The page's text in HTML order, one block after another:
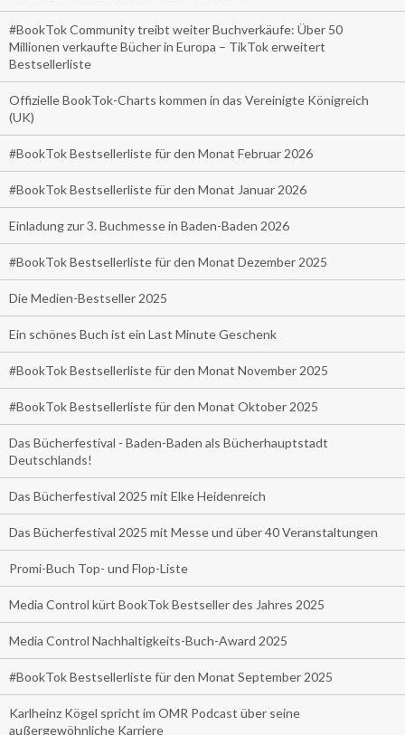
#BookTok Community treibt weiter Buchverkäufe: Über 50
Millionen verkaufte Bücher in Europa – TikTok erweitert
Bestsellerliste
Offizielle BookTok-Charts kommen in das Vereinigte Königreich
(UK)
#BookTok Bestsellerliste für den Monat Februar 2026
#BookTok Bestsellerliste für den Monat Januar 2026
Einladung zur 3. Buchmesse in Baden-Baden 2026
#BookTok Bestsellerliste für den Monat Dezember 2025
Die Medien-Bestseller 2025
Ein schönes Buch ist ein Last Minute Geschenk
#BookTok Bestsellerliste für den Monat November 2025
#BookTok Bestsellerliste für den Monat Oktober 2025
Das Bücherfestival - Baden-Baden als Bücherhauptstadt
Deutschlands!
Das Bücherfestival 2025 mit Elke Heidenreich
Das Bücherfestival 2025 mit Messe und über 40 Veranstaltungen
Promi-Buch Top- und Flop-Liste
Media Control kürt BookTok Bestseller des Jahres 2025
Media Control Nachhaltigkeits-Buch-Award 2025
#BookTok Bestsellerliste für den Monat September 2025
Karlheinz Kögel spricht im OMR Podcast über seine
außergewöhnliche Karriere